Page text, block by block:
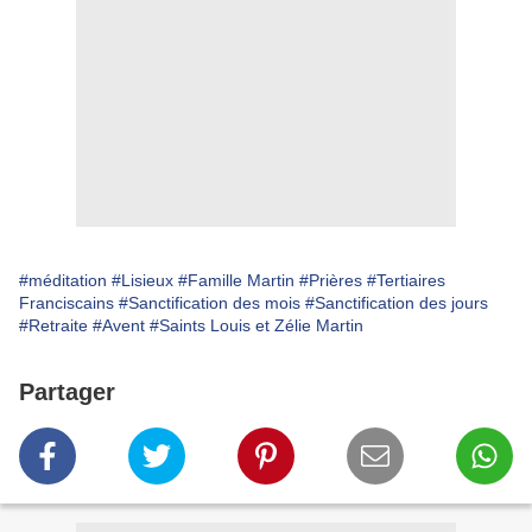
#méditation #Lisieux #Famille Martin #Prières #Tertiaires
Franciscains #Sanctification des mois #Sanctification des jours
#Retraite #Avent #Saints Louis et Zélie Martin
Partager